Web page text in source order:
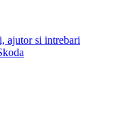
ajutor si intrebari